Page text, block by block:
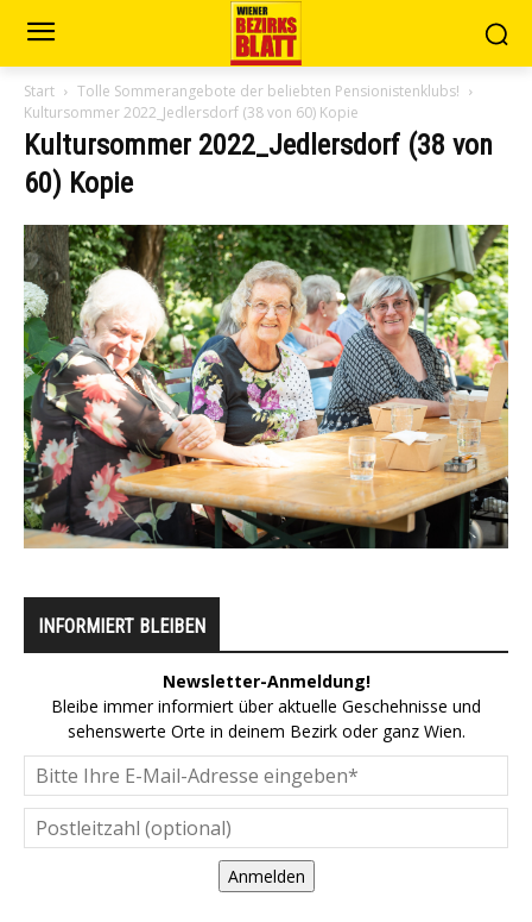
Start
Tolle Sommerangebote der beliebten Pensionistenklubs!
Kultursommer 2022_Jedlersdorf (38 von 60) Kopie
Kultursommer 2022_Jedlersdorf (38 von
60) Kopie
INFORMIERT BLEIBEN
Newsletter-Anmeldung!
Bleibe immer informiert über aktuelle Geschehnisse und
sehenswerte Orte in deinem Bezirk oder ganz Wien.
Anmelden